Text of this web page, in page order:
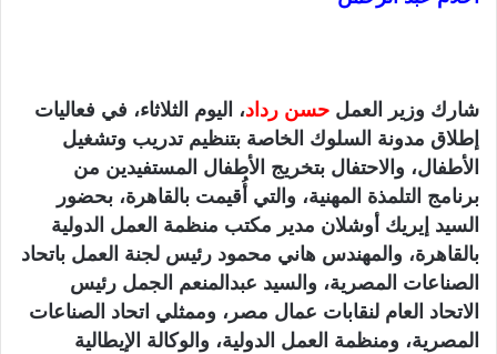
شارك وزير العمل حسن رداد، اليوم الثلاثاء، في فعاليات
إطلاق مدونة السلوك الخاصة بتنظيم تدريب وتشغيل
الأطفال، والاحتفال بتخريج الأطفال المستفيدين من
برنامج التلمذة المهنية، والتي أُقيمت بالقاهرة، بحضور
السيد إيريك أوشلان مدير مكتب منظمة العمل الدولية
بالقاهرة، والمهندس هاني محمود رئيس لجنة العمل باتحاد
الصناعات المصرية، والسيد عبدالمنعم الجمل رئيس
الاتحاد العام لنقابات عمال مصر، وممثلي اتحاد الصناعات
المصرية، ومنظمة العمل الدولية، والوكالة الإيطالية